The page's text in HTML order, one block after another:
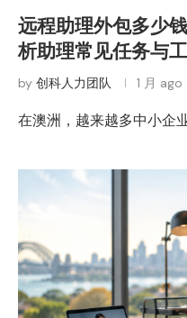
远程助理外包多少
析助理常见任务与
by 创科人力团队 1 月 ago
在澳洲，越来越多中小企